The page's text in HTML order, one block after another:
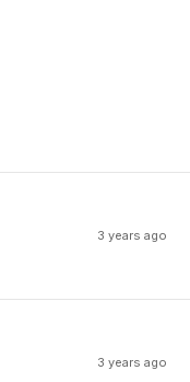
3 years ago
3 years ago